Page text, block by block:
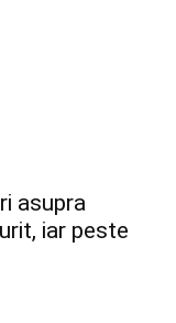
asupra
iar peste